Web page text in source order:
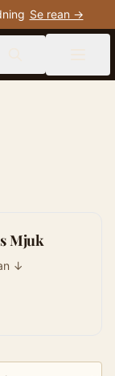
Se rean →
Mjuk
↓